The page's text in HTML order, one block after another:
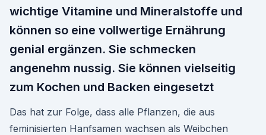
wichtige Vitamine und Mineralstoffe und
können so eine vollwertige Ernährung
genial ergänzen. Sie schmecken
angenehm nussig. Sie können vielseitig
zum Kochen und Backen eingesetzt
Das hat zur Folge, dass alle Pflanzen, die aus
feminisierten Hanfsamen wachsen als Weibchen